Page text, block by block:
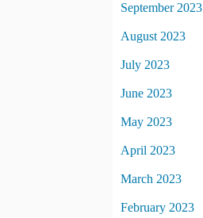
September 2023
August 2023
July 2023
June 2023
May 2023
April 2023
March 2023
February 2023